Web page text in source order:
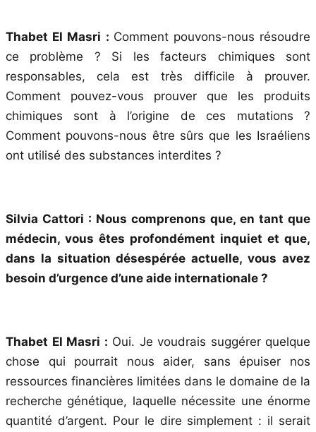
Thabet El Masri : Comment pouvons-nous résoudre
ce problème ? Si les facteurs chimiques sont
responsables, cela est très difficile à prouver.
Comment pouvez-vous prouver que les produits
chimiques sont à l’origine de ces mutations ?
Comment pouvons-nous être sûrs que les Israéliens
ont utilisé des substances interdites ?
Silvia Cattori : Nous comprenons que, en tant que
médecin, vous êtes profondément inquiet et que,
dans la situation désespérée actuelle, vous avez
besoin d’urgence d’une aide internationale ?
Thabet El Masri : Oui. Je voudrais suggérer quelque
chose qui pourrait nous aider, sans épuiser nos
ressources financières limitées dans le domaine de la
recherche génétique, laquelle nécessite une énorme
quantité d’argent. Pour le dire simplement : il serait